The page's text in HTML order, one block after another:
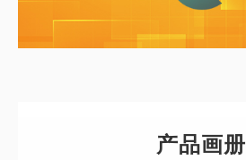
产品画册